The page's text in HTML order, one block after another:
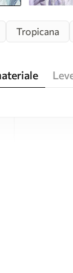
Tropicana